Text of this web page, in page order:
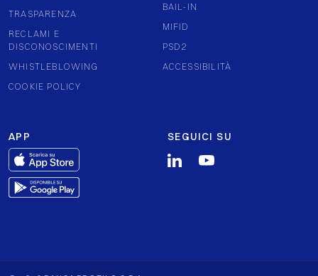
TRASPARENZA
RECLAMI E
DISCONOSCIMENTI
WHISTLEBLOWING
COOKIE POLICY
BAIL-IN
MIFID
PSD2
ACCESSIBILITÀ
APP SEGUICI SU